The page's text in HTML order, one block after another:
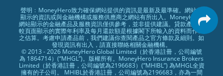
專欄文章
常見問題
條款及細則
編輯守則
廣告合作
廣告政策
聲明﹕MoneyHero致力確保網站提供的資訊是最新及最準確。網站所
顯示的資訊或與金融機構或服務供應商之網站有所出入。MoneyHero
網站顯示的金融產品及服務資訊僅供參考，並非提供建議。貸款產品比
較頁面顯示的實際年利率及每月還款額是根據閣下所輸入的資料而作出
之估算。考慮申請產品前，我們建議你查閱產品之官方條款及細則。如
發現資訊有出入，請直接聯絡相關金融機構。
© 2013 - 2026 MoneyHero Global Limited（於香港註冊，公司編號
為 1864714）(“MHGL”)。版權所有。MoneyHero Insurance Brokers
Limited（於香港註冊，公司編號為2196683）(”MHIBL”) 為MHGL全資
擁有的子公司。 MHIBL於香港註冊，公司編號為2196683，亦為一間